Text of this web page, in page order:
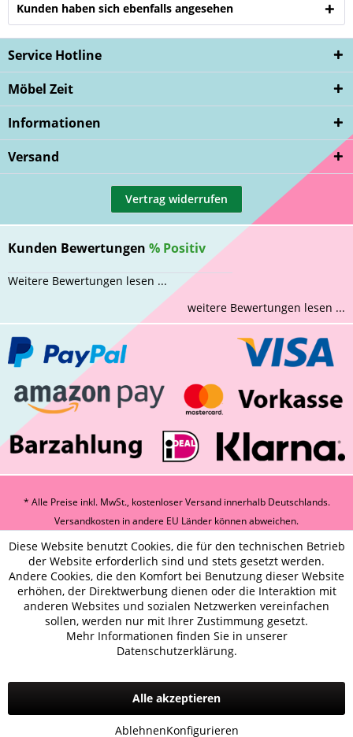
Kunden haben sich ebenfalls angesehen
Service Hotline
Möbel Zeit
Informationen
Versand
Vertrag widerrufen
Kunden Bewertungen % Positiv
Weitere Bewertungen lesen ...
weitere Bewertungen lesen ...
* Alle Preise inkl. MwSt., kostenloser Versand innerhalb Deutschlands.
Versandkosten in andere EU Länder können abweichen.
Diese Website benutzt Cookies, die für den technischen Betrieb
der Website erforderlich sind und stets gesetzt werden.
Andere Cookies, die den Komfort bei Benutzung dieser Website
erhöhen, der Direktwerbung dienen oder die Interaktion mit
anderen Websites und sozialen Netzwerken vereinfachen
sollen, werden nur mit Ihrer Zustimmung gesetzt.
Mehr Informationen finden Sie in unserer
Datenschutzerklärung.
Alle akzeptieren
AblehnenKonfigurieren